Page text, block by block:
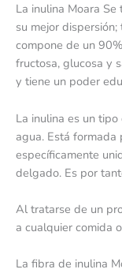
La inulina Moara
su mejor
compone de un
fructosa, glucosa y
y tiene un poder
La inulina es un
agua. Está
específicamente
delgado. Es por
Al tratarse de un
a cualquier comida
La fibra de inulina